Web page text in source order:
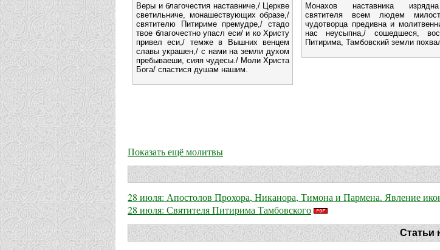
Веры и благочестия наставниче,/ Церкве
светильниче, монашествующих образе,/
святителю Питириме премудре,/ стадо
твое благочестно упасл еси/ и ко Христу
привел еси,/ темже в Вышних венцем
славы украшен,/ с нами на земли духом
пребываеши, сияя чудесы./ Моли Христа
Бога/ спастися душам нашим.
Монахов наставника
святителя всем людем
чудотворца предивна и
нас неусыпна,/ сошедшеся,
Питирима, Тамбовский земли
Показать ещё молитвы
28 июля: Апостолов Прохора, Никанора, Тимона и Пармена. Явление
28 июля: Святителя Питирима Тамбовского
Статьи